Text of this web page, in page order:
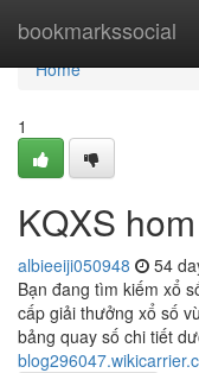
bookmarkssocial
Home
Home
1
KQXS
albieeiji050948 54
Bạn đang tìm kiếm xổ
cấp giải thưởng xổ số
bảng quay số chi tiết